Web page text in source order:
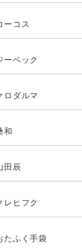
ーコス
ーベック
ロダルマ
和
田辰
レヒフク
たふく手袋